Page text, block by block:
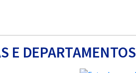
E DEPARTAMENTOS